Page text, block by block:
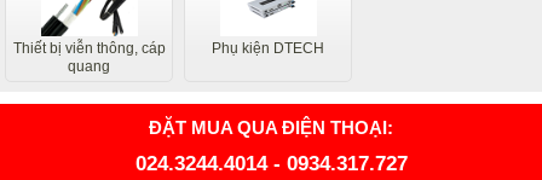
Thiết bị viễn thông, cáp
quang
Phụ kiện DTECH
ĐẶT MUA QUA ĐIỆN THOẠI:
024.3244.4014- 0934.317.727